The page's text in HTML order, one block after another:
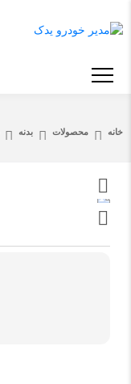
خانه محصولات بدنه